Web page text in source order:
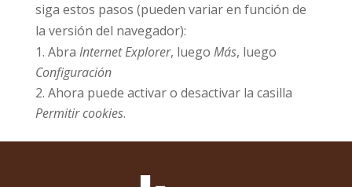
siga estos pasos (pueden variar en función de
la versión del navegador):
Abra Internet Explorer, luego Más, luego
Configuración
Ahora puede activar o desactivar la casilla
Permitir cookies.